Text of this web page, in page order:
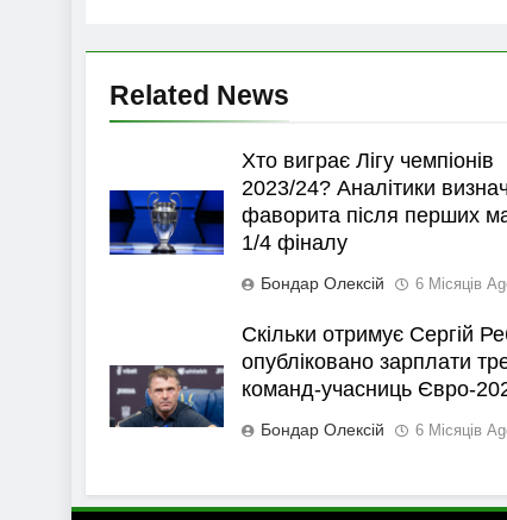
Related News
Хто виграє Лігу чемпіонів
2023/24? Аналітики
фаворита після перших
1/4 фіналу
Бондар Олексій 6 Місяців
Скільки отримує Сергій
опубліковано зарплати
команд-учасниць Євро-
Бондар Олексій 6 Місяців